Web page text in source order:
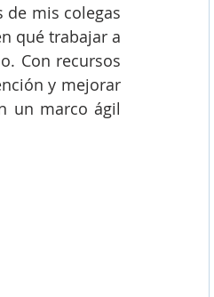
de mis colegas
qué trabajar a
Con recursos
y mejorar
un marco ágil